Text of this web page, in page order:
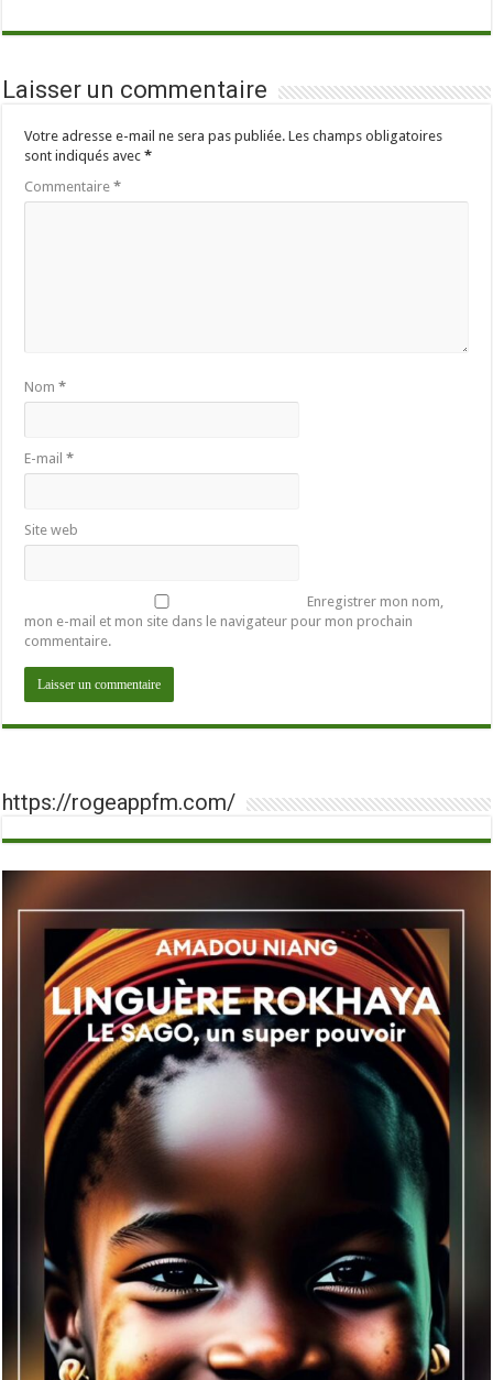
Laisser un commentaire
Votre adresse e-mail ne sera pas publiée. Les champs obligatoires
sont indiqués avec*
Commentaire*
Nom*
E-mail*
Site web
Enregistrer mon nom,
mon e-mail et mon site dans le navigateur pour mon prochain
commentaire.
https://rogeappfm.com/